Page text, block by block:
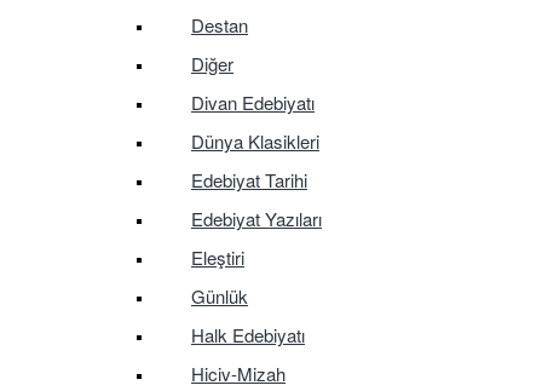
Destan
Diğer
Divan Edebiyatı
Dünya Klasikleri
Edebiyat Tarihi
Edebiyat Yazıları
Eleştiri
Günlük
Halk Edebiyatı
Hiciv-Mizah